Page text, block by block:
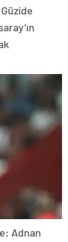
Adnan